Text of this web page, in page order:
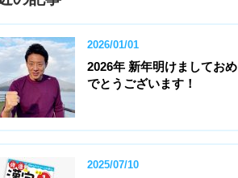
2026/01/01
2026年 新年明けましておめ
でとうございます！
2025/07/10